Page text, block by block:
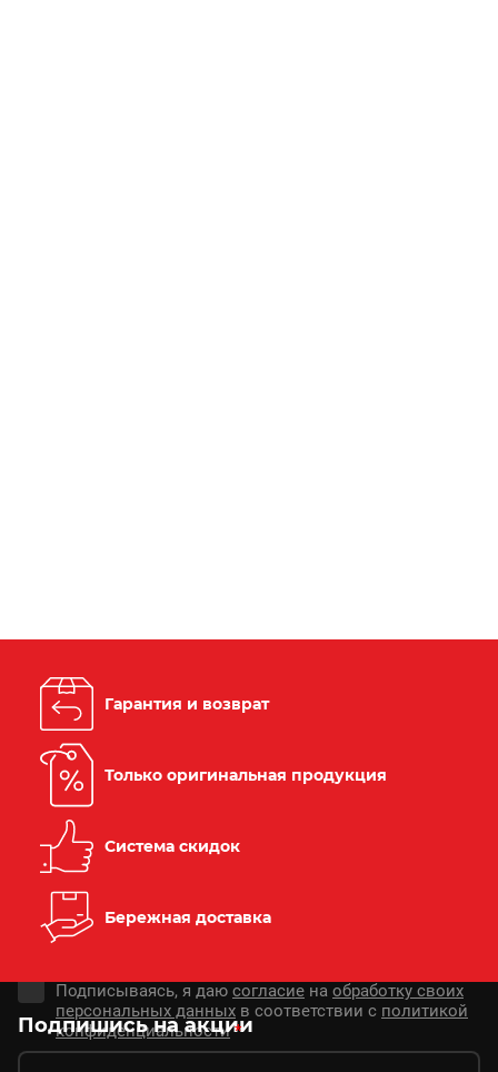
Гарантия и возврат
Только оригинальная продукция
Система скидок
Бережная доставка
Подпишись на акции
Подписываясь, я даю согласие на обработку своих
персональных данных в соответствии с политикой
конфиденциальности *